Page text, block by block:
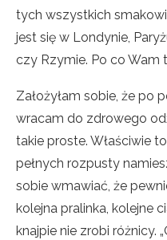
tych wszystkich
jest się w Londynie,
czy Rzymie. Po co
Założyłam sobie, że po
wracam do zdrowego
takie proste. Właściwie
pełnych rozpusty
sobie wmawiać, że
kolejna pralinka, kolejne
knajpie nie zrobi różnicy.